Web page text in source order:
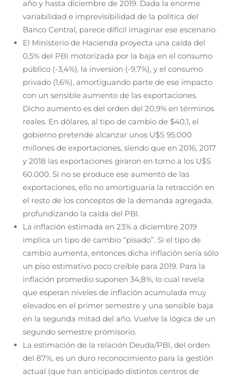
año y hasta diciembre de 2019. Dada la enorme
variabilidad e imprevisibilidad de la política del
Banco Central, parece difícil imaginar ese escenario.
El Ministerio de Hacienda proyecta una caída del
0,5% del PBI motorizada por la baja en el consumo
público (-3,4%), la inversión (-9,7%), y el consumo
privado (1,6%), amortiguando parte de ese impacto
con un sensible aumento de las exportaciones.
Dicho aumento es del orden del 20,9% en términos
reales. En dólares, al tipo de cambio de $40,1, el
gobierno pretende alcanzar unos U$S 95.000
millones de exportaciones, siendo que en 2016, 2017
y 2018 las exportaciones giraron en torno a los U$S
60.000. Si no se produce ese aumento de las
exportaciones, ello no amortiguaría la retracción en
el resto de los conceptos de la demanda agregada,
profundizando la caída del PBI.
La inflación estimada en 23% a diciembre 2019
implica un tipo de cambio “pisado”. Si el tipo de
cambio aumenta, entonces dicha inflación sería sólo
un piso estimativo poco creíble para 2019. Para la
inflación promedio suponen 34,8%, lo cual revela
que esperan niveles de inflación acumulada muy
elevados en el primer semestre y una sensible baja
en la segunda mitad del año. Vuelve la lógica de un
segundo semestre promisorio.
La estimación de la relación Deuda/PBI, del orden
del 87%, es un duro reconocimiento para la gestión
actual (que han anticipado distintos centros de